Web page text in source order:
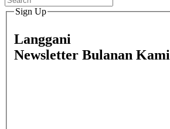
Sign Up
Langgani
Newsletter Bulanan Kami